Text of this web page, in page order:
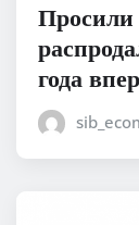
Просили
года